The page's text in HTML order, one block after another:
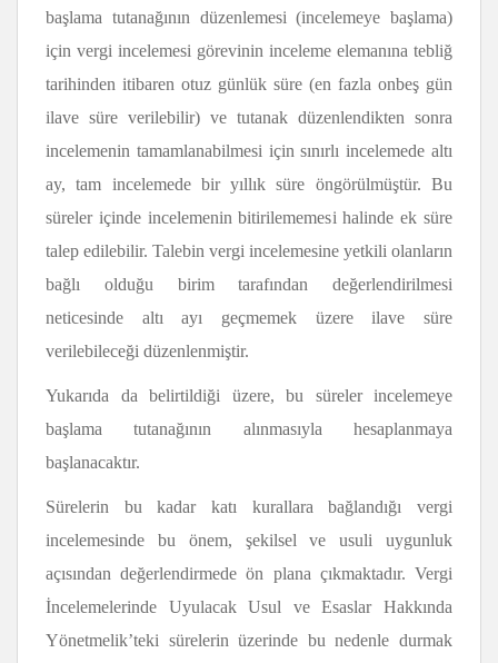
başlama tutanağının düzenlemesi (incelemeye başlama)
için vergi incelemesi görevinin inceleme elemanına tebliğ
tarihinden itibaren otuz günlük süre (en fazla onbeş gün
ilave süre verilebilir) ve tutanak düzenlendikten sonra
incelemenin tamamlanabilmesi için sınırlı incelemede altı
ay, tam incelemede bir yıllık süre öngörülmüştür. Bu
süreler içinde incelemenin bitirilememesi halinde ek süre
talep edilebilir. Talebin vergi incelemesine yetkili olanların
bağlı olduğu birim tarafından değerlendirilmesi
neticesinde altı ayı geçmemek üzere ilave süre
verilebileceği düzenlenmiştir.
Yukarıda da belirtildiği üzere, bu süreler incelemeye
başlama tutanağının alınmasıyla hesaplanmaya
başlanacaktır.
Sürelerin bu kadar katı kurallara bağlandığı vergi
incelemesinde bu önem, şekilsel ve usuli uygunluk
açısından değerlendirmede ön plana çıkmaktadır. Vergi
İncelemelerinde Uyulacak Usul ve Esaslar Hakkında
Yönetmelik’teki sürelerin üzerinde bu nedenle durmak